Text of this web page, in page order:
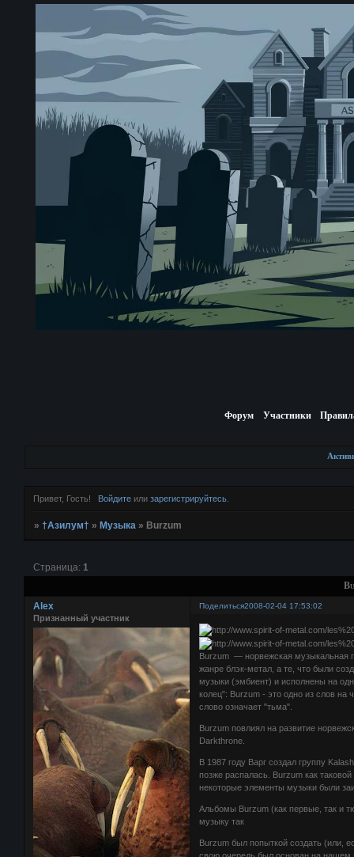
Форум Участники
Привет, Гость! Войдитеили зарегистрируйтесь.
»†Азилум† »Музыка » Burzum
Страница: 1
Поделиться2008-02-04 17:53:02
Alex
Признанный участник
Burzum — норвежская музыкальная
жанре блэк-метал, а те, что были
музыки (эмбиент) и исполнены на
колец": Burzum - это одно из слов на
слово означает "тьма".
Burzum повлиял на развитие
Darkthrone.
В 1987 году Варг создал группу
позже распалась. Burzum как
некоторые элементы музыки были
Альбомы Burzum (как первые, так и
музыку так
Burzum был попыткой создать (или,